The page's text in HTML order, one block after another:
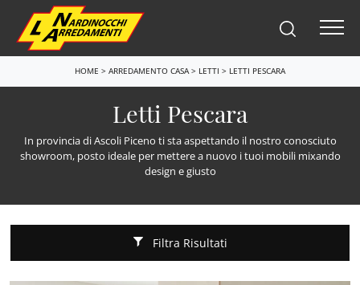
HOME > ARREDAMENTO CASA> LETTI > LETTI PESCARA
Letti Pescara
In provincia di Ascoli Piceno ti sta aspettando il nostro conosciuto
showroom, posto ideale per mettere a nuovo i tuoi mobili mixando
design e giusto
Filtra Risultati